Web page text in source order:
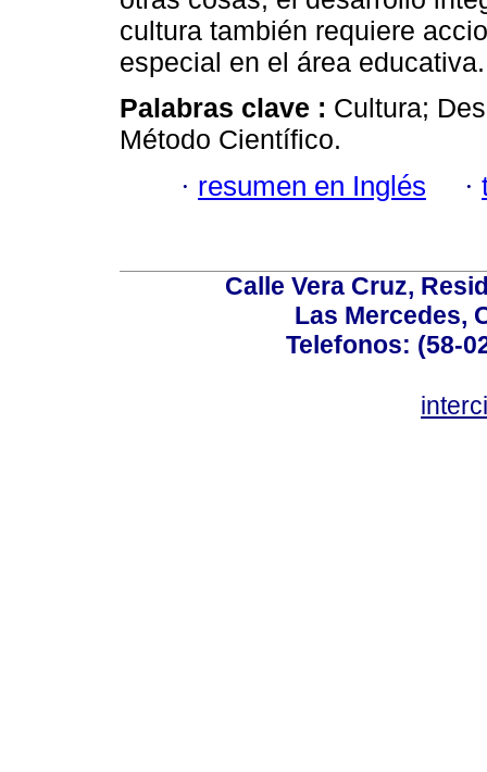
cultura también requiere
especial en el área educativa.
Palabras clave : Cultura;
Método Científico.
· resumen en Inglés ·
Calle Vera Cruz,
Las Mercedes,
Telefonos: (58-